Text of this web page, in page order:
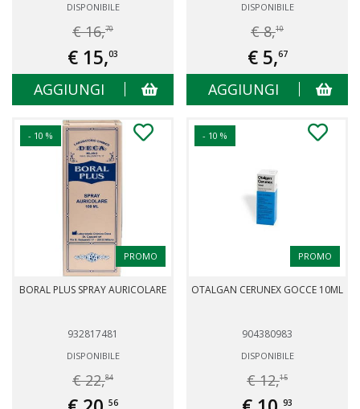
DISPONIBILE
€ 16,70
€ 15,03
AGGIUNGI
DISPONIBILE
€ 8,10
€ 5,67
AGGIUNGI
- 10 %
PROMO
BORAL PLUS SPRAY AURICOLARE
932817481
DISPONIBILE
€ 22,84
56
- 10 %
PROMO
OTALGAN CERUNEX GOCCE 10ML
904380983
DISPONIBILE
€ 12,15
93